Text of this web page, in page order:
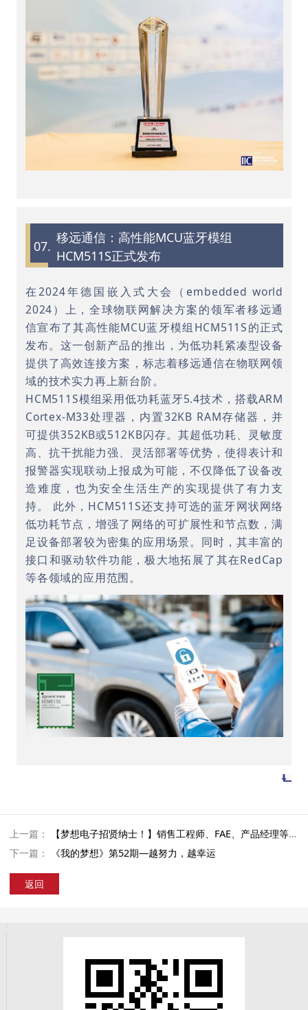
07.
移远通信：高性能MCU蓝牙模组
HCM511S正式发布
在2024年德国嵌入式大会（embedded world
2024）上，全球物联网解决方案的领军者移远通
信宣布了其高性能MCU蓝牙模组HCM511S的正式
发布。这一创新产品的推出，为低功耗紧凑型设备
提供了高效连接方案，标志着移远通信在物联网领
域的技术实力再上新台阶。
HCM511S模组采用低功耗蓝牙5.4技术，搭载ARM
Cortex-M33处理器，内置32KB RAM存储器，并
可提供352KB或512KB闪存。其超低功耗、灵敏度
高、抗干扰能力强、灵活部署等优势，使得表计和
报警器实现联动上报成为可能，不仅降低了设备改
造难度，也为安全生活生产的实现提供了有力支
持。 此外，HCM511S还支持可选的蓝牙网状网络
低功耗节点，增强了网络的可扩展性和节点数，满
足设备部署较为密集的应用场景。同时，其丰富的
接口和驱动软件功能，极大地拓展了其在RedCap
等各领域的应用范围。
上一篇：
【梦想电子招贤纳士！】销售工程师、FAE、产品经理等职位火热招聘中！
下一篇：
《我的梦想》第52期—越努力，越幸运
返回